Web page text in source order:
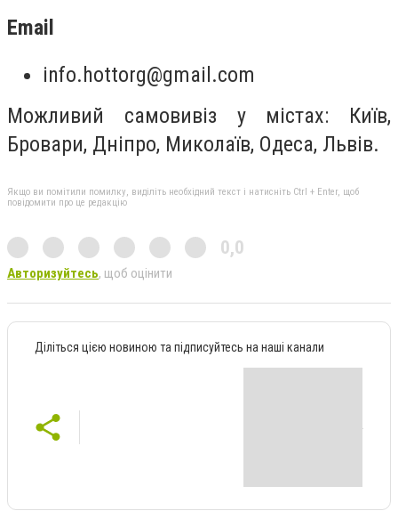
Email
info.hottorg@gmail.com
Можливий самовивіз у містах: Київ,
Бровари, Дніпро, Миколаїв, Одеса, Львів.
Якщо ви помітили помилку, виділіть необхідний текст і натисніть Ctrl + Enter, щоб
повідомити про це редакцію
0,0
Авторизуйтесь, щоб оцінити
Діліться цією новиною та підписуйтесь на наші канали